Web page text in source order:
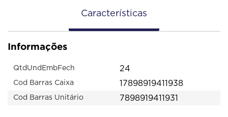
Características
Informações
QtdUndEmbFech 24
Cod Barras Caixa 17898919411938
Cod Barras Unitário 7898919411931